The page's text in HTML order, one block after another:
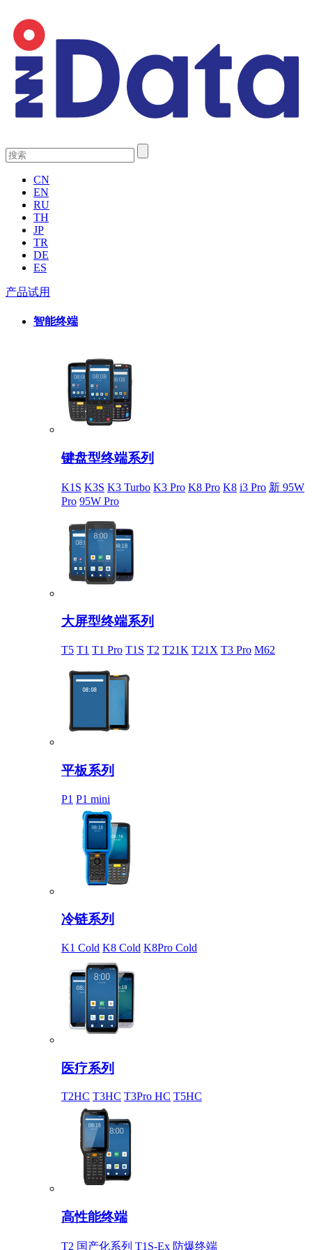
CN
EN
RU
TH
JP
TR
DE
ES
产品试用
智能终端
键盘型终端系列
K1S K3S K3 Turbo K3 Pro K8 Pro K8 i3 Pro 新 95W
Pro 95W Pro
大屏型终端系列
T5 T1 T1 Pro T1S T2 T21K T21X T3 Pro M62
平板系列
P1 P1 mini
冷链系列
K1 Cold K8 Cold K8Pro Cold
医疗系列
T2HC T3HC T3Pro HC T5HC
高性能终端
T2 国产化系列 T1S-Ex 防爆终端